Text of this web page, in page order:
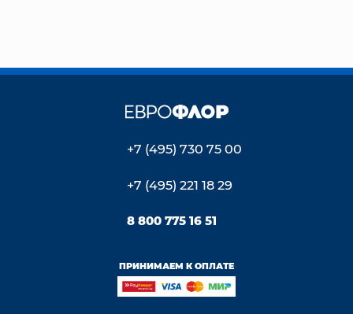
+7 (495) 730 75 00
+7 (495) 221 18 29
8 800 775 16 51
ПРИНИМАЕМ К ОПЛАТЕ